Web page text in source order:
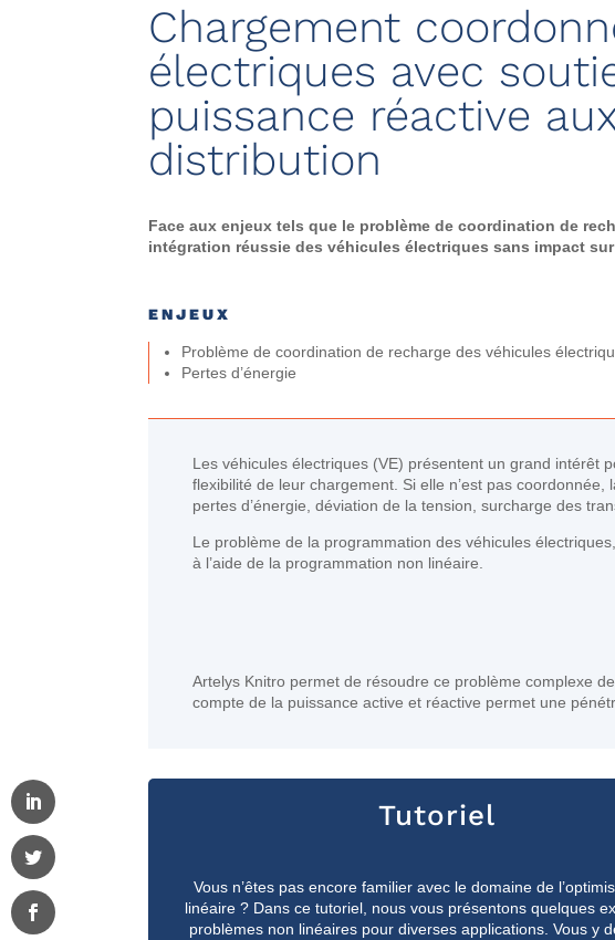
Chargement
électriques avec
puissance réactive
distribution
Face aux enjeux tels que le problème de coordination de
intégration réussie des véhicules électriques sans impact
ENJEUX
Problème de coordination de recharge des véhicules
Pertes d’énergie
Les véhicules électriques (VE) présentent un grand intérêt
flexibilité de leur chargement. Si elle n’est pas
pertes d’énergie, déviation de la tension, surcharge des
Le problème de la programmation des véhicules
à l’aide de la programmation non linéaire.
Artelys Knitro permet de résoudre ce problème complexe
compte de la puissance active et réactive permet une
Tutoriel
Vous n’êtes pas encore familier avec le domaine de
linéaire ? Dans ce tutoriel, nous vous présentons quelques
problèmes non linéaires pour diverses applications. Vous y